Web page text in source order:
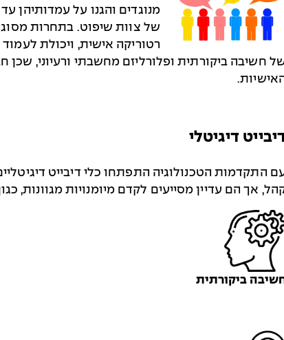
מנוגדים והגנו על עמדותיהן
של צוות שיפוט. בתחרות
רטוריקה אישית, ויכולת
חשיבה ביקורתית ופלורליזם מחשבתי ורעיוני,
דיגיטלי
התקדמות הטכנולוגיה התפתחו כלי דיבייט
אך הם עדיין מסייעים לקדם מיומנויות מגוונות,
ביקורתית